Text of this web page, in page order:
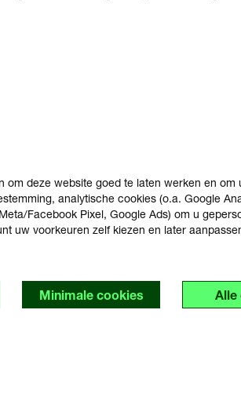
om deze website goed te laten werken en om
analytische cookies (o.a. Google
Facebook Pixel, Google Ads) om u
uw voorkeuren zelf kiezen en later
Minimale cookies Alle